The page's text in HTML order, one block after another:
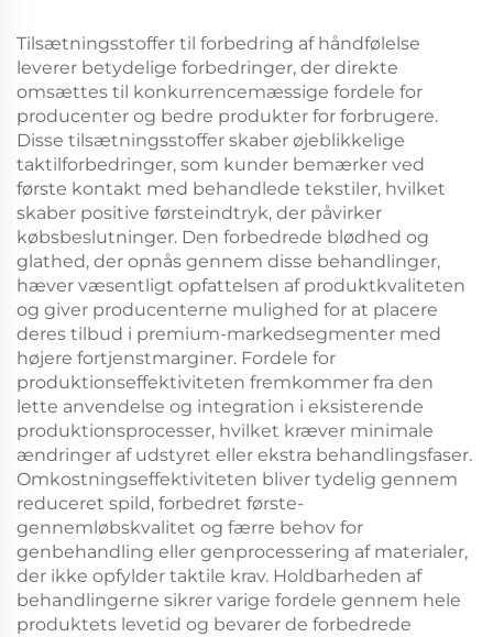
Tilsætningsstoffer til forbedring af håndfølelse
leverer betydelige forbedringer, der direkte
omsættes til konkurrencemæssige fordele for
producenter og bedre produkter for forbrugere.
Disse tilsætningsstoffer skaber øjeblikkelige
taktilforbedringer, som kunder bemærker ved
første kontakt med behandlede tekstiler, hvilket
skaber positive førsteindtryk, der påvirker
købsbeslutninger. Den forbedrede blødhed og
glathed, der opnås gennem disse behandlinger,
hæver væsentligt opfattelsen af produktkvaliteten
og giver producenterne mulighed for at placere
deres tilbud i premium-markedsegmenter med
højere fortjenstmarginer. Fordele for
produktionseffektiviteten fremkommer fra den
lette anvendelse og integration i eksisterende
produktionsprocesser, hvilket kræver minimale
ændringer af udstyret eller ekstra behandlingsfaser.
Omkostningseffektiviteten bliver tydelig gennem
reduceret spild, forbedret første-
gennemløbskvalitet og færre behov for
genbehandling eller genprocessering af materialer,
der ikke opfylder taktile krav. Holdbarheden af
behandlingerne sikrer varige fordele gennem hele
produktets levetid og bevarer de forbedrede